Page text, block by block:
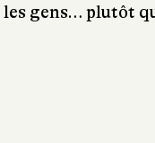
gens… plutôt